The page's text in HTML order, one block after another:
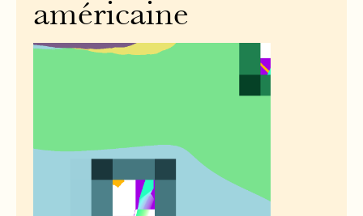
américaine